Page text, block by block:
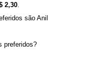
2,30.
são Anil
preferidos?